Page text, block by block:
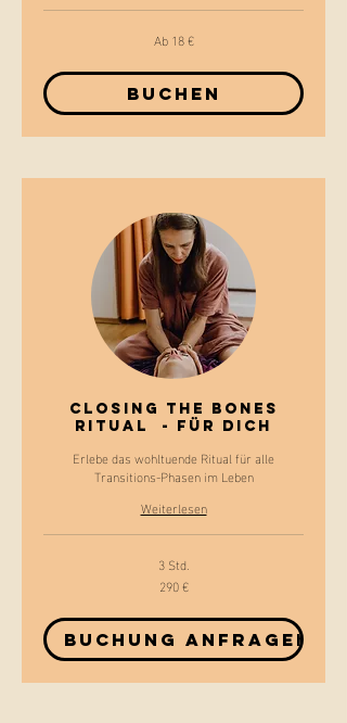
Ab 18 €
Buchen
Closing the Bones
Ritual - für Dich
Erlebe das wohltuende Ritual für alle
Transitions-Phasen im Leben
Weiterlesen
3 Std.
290 €
Buchung anfragen